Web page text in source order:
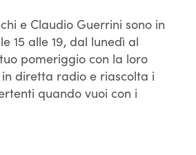
e Claudio Guerrini sono in
15 alle 19, dal lunedì al
pomeriggio con la loro
diretta radio e riascolta i
quando vuoi con i